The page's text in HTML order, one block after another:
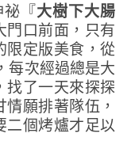
祕『大樹下大腸
門口前面，只有
限定版美食，從
每次經過總是大
找了一天來探探
願排著隊伍，
二個烤爐才足以